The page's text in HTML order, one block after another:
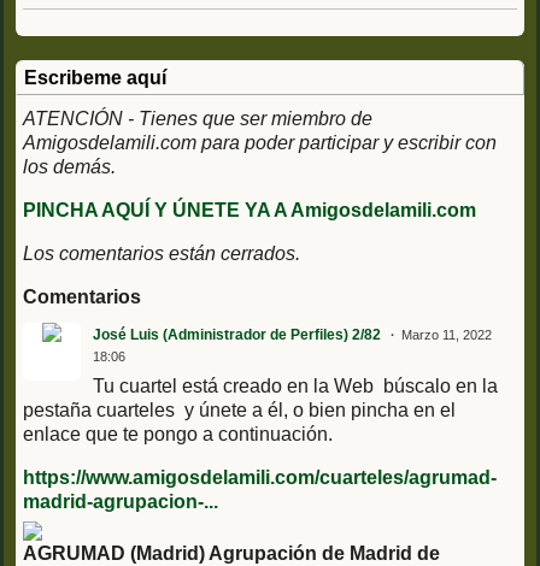
Escribeme aquí
ATENCIÓN - Tienes que ser miembro de
Amigosdelamili.com para poder participar y escribir con
los demás.
PINCHA AQUÍ Y ÚNETE YA A Amigosdelamili.com
Los comentarios están cerrados.
Comentarios
José Luis (Administrador de Perfiles) 2/82
Marzo 11, 2022
18:06
Tu cuartel está creado en la Web búscalo en la
pestaña cuarteles y únete a él, o bien pincha en el
enlace que te pongo a continuación.
https://www.amigosdelamili.com/cuarteles/agrumad-
madrid-agrupacion-...
AGRUMAD (Madrid) Agrupación de Madrid de